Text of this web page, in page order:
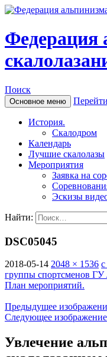
Федерация
Поиск
Основное меню
История.
Скалодром
Календарь
Лучшие скалолазы
Мероприятия
Заявка на
Эскизы
Найти:
DSC05045
2018-05-14 2048 × 1536
группы спортсменов
План мероприятий.
Предыдущее
Следующее изображение
Увлечение